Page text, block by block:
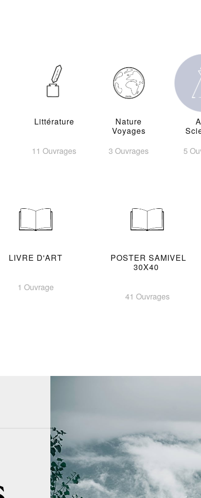
Littérature
11 Ouvrages
Nature
Voyages
3 Ouvrages
5
LIVRE D'ART
1 Ouvrage
POSTER SAMIVEL
30X40
41 Ouvrages